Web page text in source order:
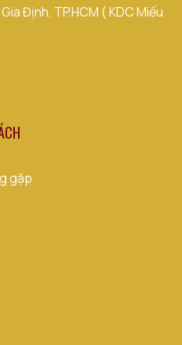
Định, TP.HCM ( KDC Miếu
gặp